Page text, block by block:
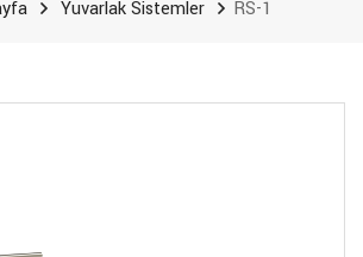
Yuvarlak Sistemler RS-1